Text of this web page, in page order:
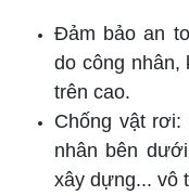
Đảm bảo an
do công
trên cao.
Chống vật
nhân bên
xây dựng... vô